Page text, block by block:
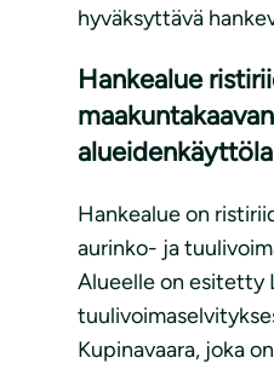
hyväksyttävä
Hankealue
Hankealue on
aurinko- ja
Alueelle on esitetty
Kupinavaara, joka